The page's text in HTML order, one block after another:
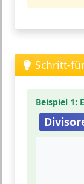
Schritt-
Beispiel 1: